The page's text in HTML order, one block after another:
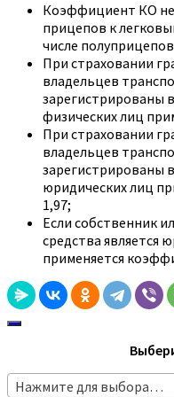
Коэффициент КО не
прицепов к
числе
При страховании
владельцев
зарегистрированы
физических лиц
При страховании
владельцев
зарегистрированы
юридических лиц
1,97;
Если собственник
средства является
применяется
Нажмите для выбора…